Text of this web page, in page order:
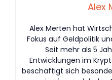
Alex
Alex Merten hat
Fokus auf Geldpolitik
Seit mehr als 5
Entwicklungen im
beschäftigt sich